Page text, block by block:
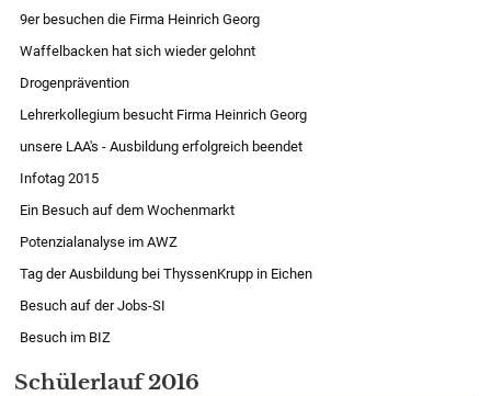
9er besuchen die Firma Heinrich Georg
Waffelbacken hat sich wieder gelohnt
Drogenprävention
Lehrerkollegium besucht Firma Heinrich Georg
unsere LAA's - Ausbildung erfolgreich beendet
Infotag 2015
Ein Besuch auf dem Wochenmarkt
Potenzialanalyse im AWZ
Tag der Ausbildung bei ThyssenKrupp in Eichen
Besuch auf der Jobs-SI
Besuch im BIZ
Schülerlauf 2016